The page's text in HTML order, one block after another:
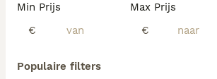
Min Prijs
€
Max Prijs
€
Populaire filters